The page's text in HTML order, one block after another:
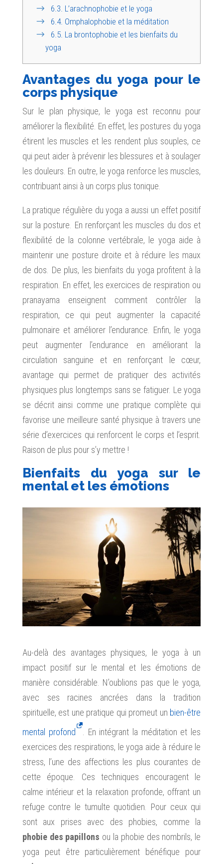
6.3. L’arachnophobie et le yoga
6.4. Omphalophobie et la méditation
6.5. La brontophobie et les bienfaits du
yoga
Avantages du yoga pour le
corps physique
Sur le plan physique, le yoga est reconnu pour
améliorer la flexibilité. En effet, les postures du yoga
étirent les muscles et les rendent plus souples, ce
qui peut aider à prévenir les blessures et à soulager
les douleurs. En outre, le yoga renforce les muscles,
contribuant ainsi à un corps plus tonique.
La pratique régulière du yoga a aussi un effet positif
sur la posture. En renforçant les muscles du dos et
flexibilité de la colonne vertébrale, le yoga aide à
maintenir une posture droite et à réduire les maux
de dos. De plus, les bienfaits du yoga profitent à la
respiration. En effet, les exercices de respiration ou
pranayama enseignent comment contrôler la
respiration, ce qui peut augmenter la capacité
pulmonaire et améliorer l’endurance. Enfin, le yoga
peut augmenter l’endurance en améliorant la
circulation sanguine et en renforçant le cœur,
avantage qui permet de pratiquer des activités
physiques plus longtemps sans se fatiguer. Le yoga
se décrit ainsi comme une pratique complète qui
favorise une meilleure santé physique à travers une
série d’exercices qui renforcent le corps et l’esprit.
Raison de plus pour s’y mettre !
Bienfaits du yoga sur le
mental et les émotions
Au-delà des avantages physiques, le yoga à un
impact positif sur le mental et les émotions de
manière considérable. N’oublions pas que le yoga,
avec ses racines ancrées dans la tradition
spirituelle, est une pratique qui promeut un bien-être
mental profond
. En intégrant la méditation et les
exercices des respirations, le yoga aide à réduire le
stress, l’une des affections les plus courantes de
cette époque. Ces techniques encouragent le
calme intérieur et la relaxation profonde, offrant un
refuge contre le tumulte quotidien. Pour ceux qui
sont aux prises avec des phobies, comme la
phobie des papillons ou la phobie des nombrils, le
yoga peut être particulièrement bénéfique pour